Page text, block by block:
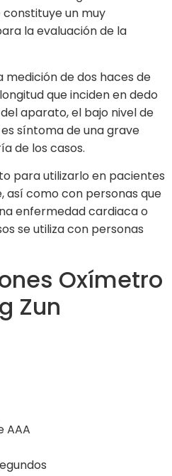
un muy
la evaluación de la
medición de dos haces de
que inciden en dedo
aparato, el bajo nivel de
síntoma de una grave
de los casos.
para utilizarlo en pacientes
así como con personas que
enfermedad cardiaca o
se utiliza con personas
Oxímetro
Zun
AAA